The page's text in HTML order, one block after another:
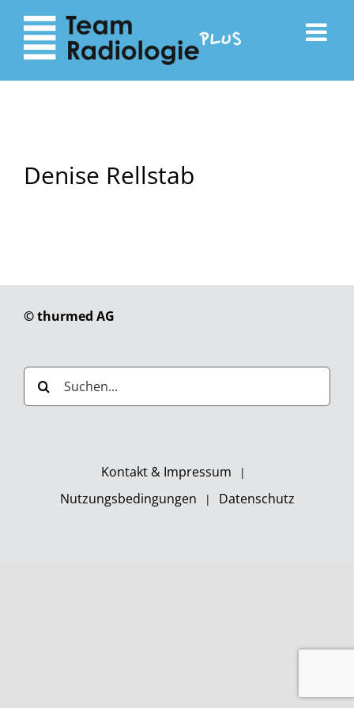
zum
Inhalt
Navigation
Denise Rellstab
© thurmed AG
Suche
nach:
Kontakt & Impressum
Nutzungsbedingungen
Datenschutz